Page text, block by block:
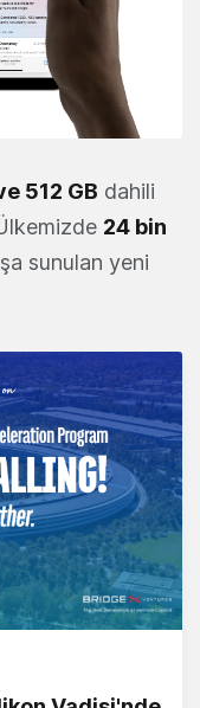
512 GB dahili
24 bin
sunulan yeni